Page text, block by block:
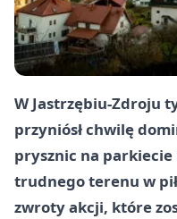
W Jastrzębiu-Zdroju
przyniósł chwilę
prysznic na
trudnego terenu w
zwroty akcji, które